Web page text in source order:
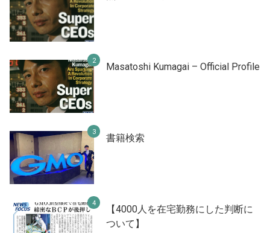
Masatoshi Kumagai – Official Profile
書籍検索
【4000人を在宅勤務にした判断に
ついて】